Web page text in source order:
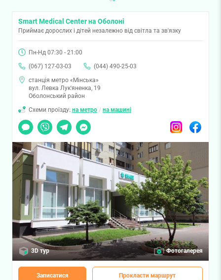
Smart Medical Center на Оболоні
Приймає дорослих і дітей незалежно від світла та зв'язку
Пн-Нд 07:30 - 21:00
(067) 127-03-03
(044) 490-25-03
станція метро «Мінська»
вул. Левка Лук'яненка, 19
Оболонський район
Схеми проїзду: на метро / на машині
Чат
Viber TelegramMessenger InstagramFacebook
3D тур Фотогалерея
Записатися Прокласти маршрут